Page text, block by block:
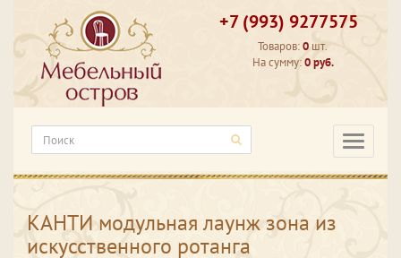
+7 (993) 9277575
Товаров:0 шт.
На сумму:0 руб.
КАНТИ модульная лаунж зона из
искусственного ротанга